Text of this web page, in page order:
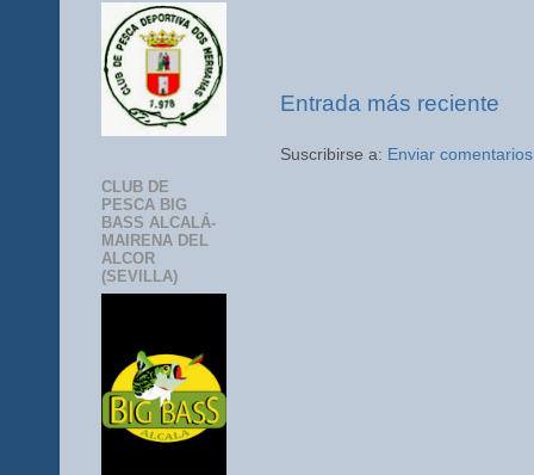
Entrada más reciente
Suscribirse a: Enviar
CLUB DE
PESCA BIG
BASS ALCALÁ-
MAIRENA DEL
ALCOR
(SEVILLA)